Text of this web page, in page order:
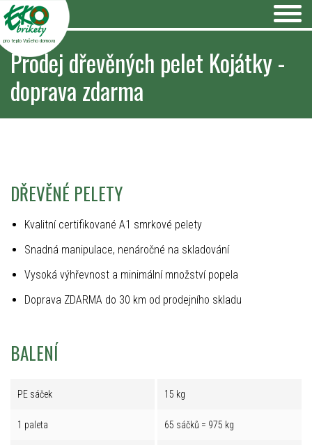
pro teplo Vašeho domova
Prodej dřevěných pelet Kojátky -
doprava zdarma
DŘEVĚNÉ PELETY
Kvalitní certifikované A1 smrkové pelety
Snadná manipulace, nenáročné na skladování
Vysoká výhřevnost a minimální množství popela
Doprava ZDARMA do 30 km od prodejního skladu
BALENÍ
PE sáček 15 kg
1 paleta 65 sáčků = 975 kg